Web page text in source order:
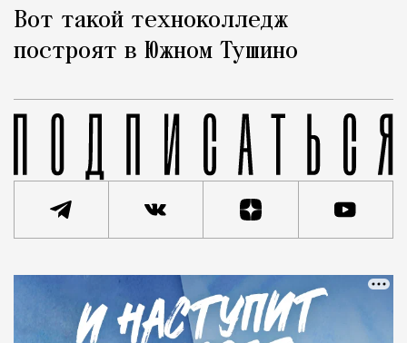
Вот такой техноколледж
построят в Южном Тушино